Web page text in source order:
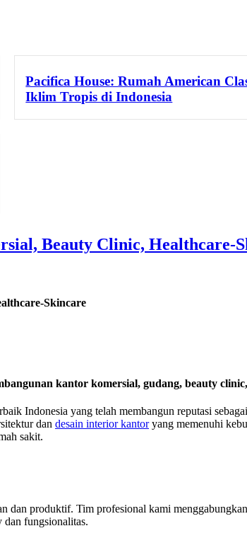
Pacifica House: Rumah American
Iklim Tropis di Indonesia
Beauty Clinic, Healthcare-
Skincare
kantor komersial, gudang, beauty
Indonesia yang telah membangun reputasi
dan desain interior kantoryang memenuhi
sakit.
dan produktif. Tim profesional kami
dan fungsionalitas.